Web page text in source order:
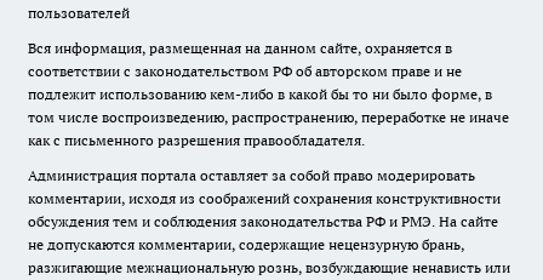
пользователей
Вся информация, размещенная на данном сайте, охраняется в
соответствии с законодательством РФ об авторском праве и не
подлежит использованию кем-либо в какой бы то ни было форме, в
том числе воспроизведению, распространению, переработке не иначе
как с письменного разрешения правообладателя.
Администрация портала оставляет за собой право модерировать
комментарии, исходя из соображений сохранения конструктивности
обсуждения тем и соблюдения законодательства РФ и РМЭ. На сайте
не допускаются комментарии, содержащие нецензурную брань,
разжигающие межнациональную рознь, возбуждающие ненависть или